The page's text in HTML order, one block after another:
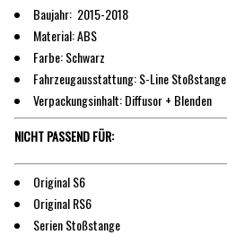
Baujahr: 2015-2018
Material: ABS
Farbe: Schwarz
Fahrzeugausstattung: S-Line Stoßstange
Verpackungsinhalt: Diffusor + Blenden
NICHT PASSEND FÜR:
Original S6
Original RS6
Serien Stoßstange